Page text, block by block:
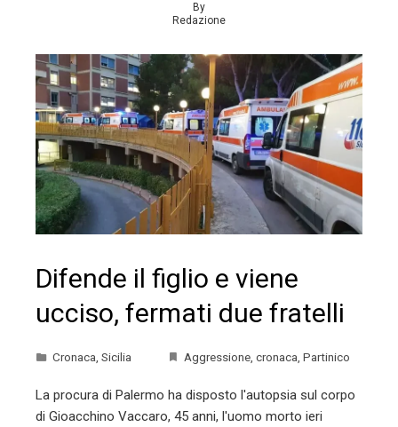
By
Redazione
Difende il figlio e viene
ucciso, fermati due fratelli
Cronaca Sicilia Aggressione cronaca Partinico
La procura di Palermo ha disposto l'autopsia sul corpo
di Gioacchino Vaccaro, 45 anni, l'uomo morto ieri